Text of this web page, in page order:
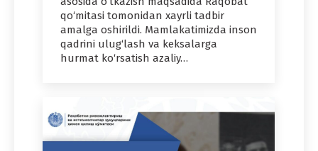
qo‘mitasi tomonidan xayrli tadbir
amalga oshirildi. Mamlakatimizda inson
qadrini ulug‘lash va keksalarga
hurmat ko‘rsatish azaliy…